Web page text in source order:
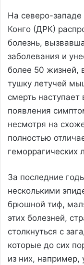
На северо-западе
Конго (ДРК)
болезнь,
заболевания и
более 50 жизней,
тушку летучей
смерть
появления
несмотря на
полностью
геморрагических
За последние
несколькими
брюшной тиф,
этих болезней,
столкнуться с
которые до сих
из них, например,